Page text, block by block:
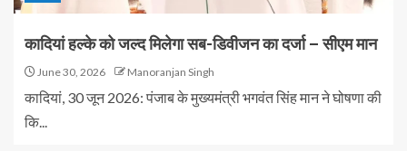
कादियां हल्के को जल्द मिलेगा सब-डिवीजन का दर्जा – सीएम मान
June 30, 2026 Manoranjan Singh
कादियां, 30 जून 2026: पंजाब के मुख्यमंत्री भगवंत सिंह मान ने घोषणा की
कि...